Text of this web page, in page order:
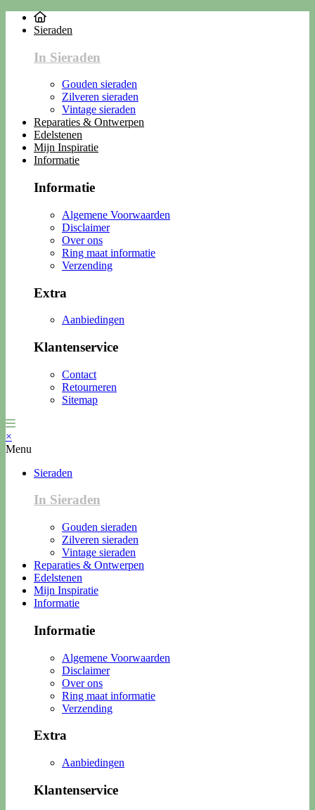
Sieraden
In Sieraden
Gouden sieraden
Zilveren sieraden
Vintage sieraden
Reparaties & Ontwerpen
Edelstenen
Mijn Inspiratie
Informatie
Informatie
Algemene Voorwaarden
Disclaimer
Over ons
Ring maat informatie
Verzending
Extra
Aanbiedingen
Klantenservice
Contact
Retourneren
Sitemap
×
Menu
Sieraden
In Sieraden
Gouden sieraden
Zilveren sieraden
Vintage sieraden
Reparaties & Ontwerpen
Edelstenen
Mijn Inspiratie
Informatie
Informatie
Algemene Voorwaarden
Disclaimer
Over ons
Ring maat informatie
Verzending
Extra
Aanbiedingen
Klantenservice